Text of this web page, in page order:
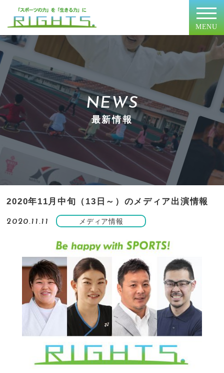
MENU
NEWS
最新情報
2020年11月中旬（13日～）のメディア出演情報
2020.11.11 メディア情報